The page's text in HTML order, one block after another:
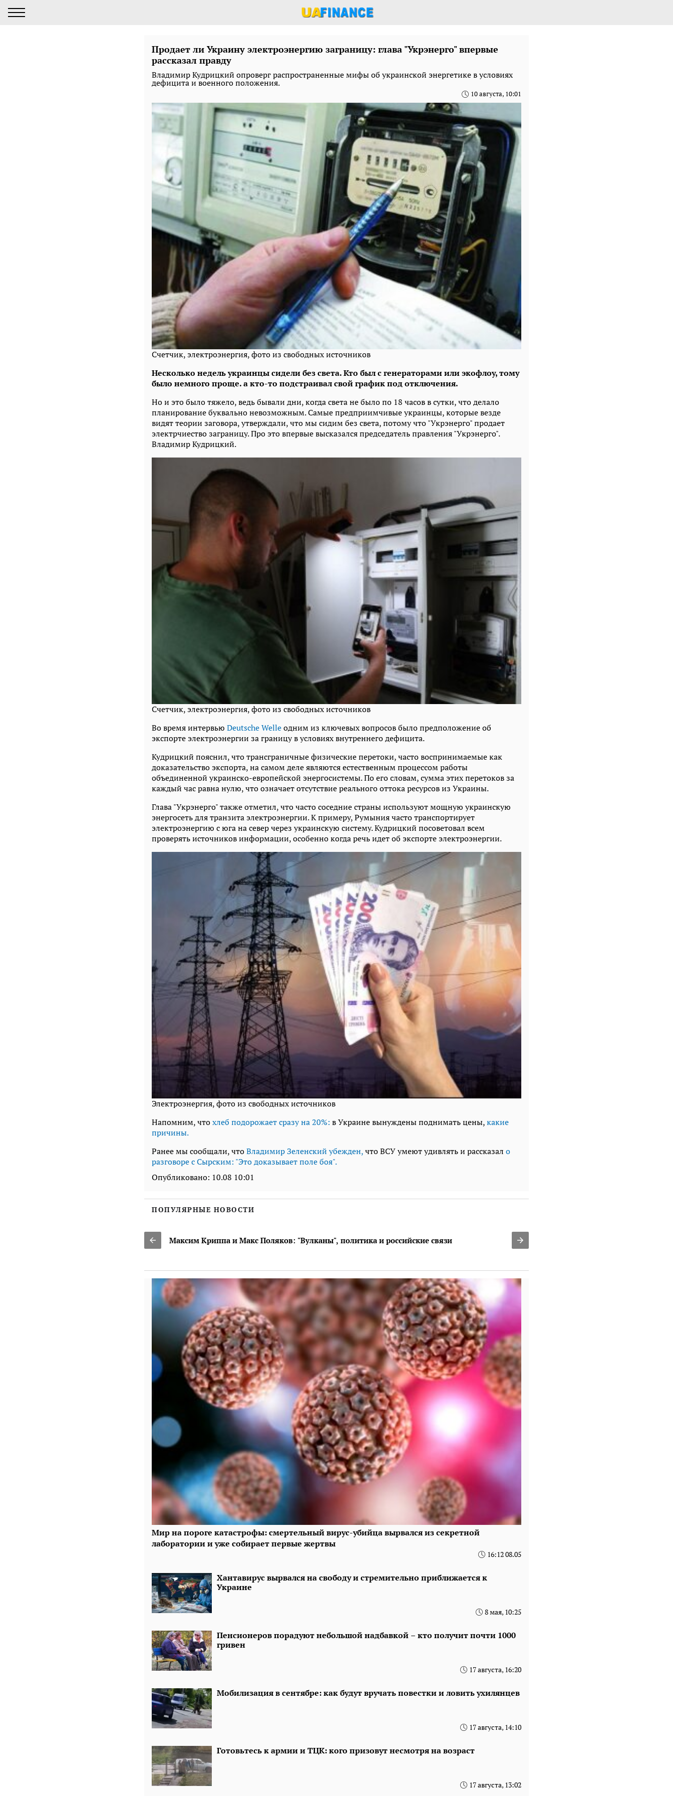
Продает ли Украину электроэнергию заграницу: глава "Укрэнерго" впервые
рассказал правду
Владимир Кудрицкий опроверг распространенные мифы об украинской энергетике в условиях
дефицита и военного положения.
10 августа, 10:01
Счетчик, электроэнергия, фото из свободных источников
Несколько недель украинцы сидели без света. Кто был с генераторами или экофлоу, тому
было немного проще. а кто-то подстраивал свой график под отключения.
Но и это было тяжело, ведь бывали дни, когда света не было по 18 часов в сутки, что делало
планирование буквально невозможным. Самые предприимчивые украинцы, которые везде
видят теории заговора, утверждали, что мы сидим без света, потому что "Укрэнерго" продает
электрчиество заграницу. Про это впервые высказался председатель правления "Укрэнерго".
Владимир Кудрицкий.
Счетчик, электроэнергия, фото из свободных источников
Во время интервью Deutsche Welleодним из ключевых вопросов было предположение об
экспорте электроэнергии за границу в условиях внутреннего дефицита.
Кудрицкий пояснил, что трансграничные физические перетоки, часто воспринимаемые как
доказательство экспорта, на самом деле являются естественным процессом работы
объединенной украинско-европейской энергосистемы. По его словам, сумма этих перетоков за
каждый час равна нулю, что означает отсутствие реального оттока ресурсов из Украины.
Глава "Укрэнерго" также отметил, что часто соседние страны используют мощную украинскую
энергосеть для транзита электроэнергии. К примеру, Румыния часто транспортирует
электроэнергию с юга на север через украинскую систему. Кудрицкий посоветовал всем
проверять источников информации, особенно когда речь идет об экспорте электроэнергии.
Электроэнергия, фото из свободных источников
Напомним, чтохлеб подорожает сразу на 20%: в Украине вынуждены поднимать цены,какие
причины.
Ранее мы сообщали, чтоВладимир Зеленский убежден,что ВСУ умеют удивлять и рассказал о
разговоре с Сырским: "Это доказывает поле боя".
Опубликовано: 10.08 10:01
ПОПУЛЯРНЫЕ НОВОСТИ
Максим Криппа и Макс Поляков: "Вулканы", политика и российские связи
Мир на пороге катастрофы: смертельный вирус-убийца вырвался из секретной
лаборатории и уже собирает первые жертвы
16:12 08.05
Хантавирус вырвался на свободу и стремительно приближается к
Украине
8 мая, 10:25
Пенсионеров порадуют небольшой надбавкой – кто получит почти 1000
гривен
17 августа, 16:20
Мобилизация в сентябре: как будут вручать повестки и ловить ухилянцев
17 августа, 14:10
Готовьтесь к армии и ТЦК: кого призовут несмотря на возраст
17 августа, 13:02